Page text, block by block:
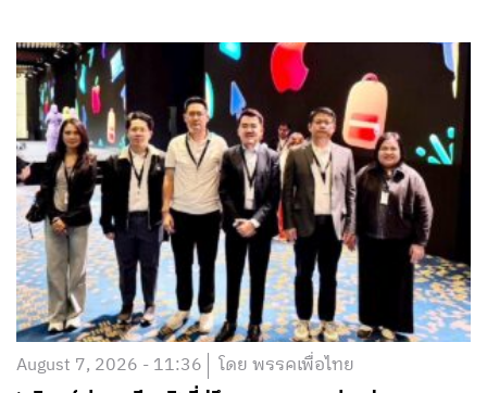
August 7, 2026 - 11:36 โดย พรรคเพื่อไทย